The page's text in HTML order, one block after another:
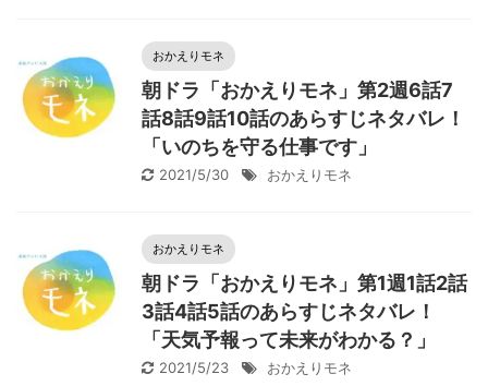
おかえりモネ
朝ドラ「おかえりモネ」第2週6話7
話8話9話10話のあらすじネタバレ！
「いのちを守る仕事です」
2021/5/30 おかえりモネ
おかえりモネ
朝ドラ「おかえりモネ」第1週1話2話
3話4話5話のあらすじネタバレ！
「天気予報って未来がわかる？」
2021/5/23 おかえりモネ